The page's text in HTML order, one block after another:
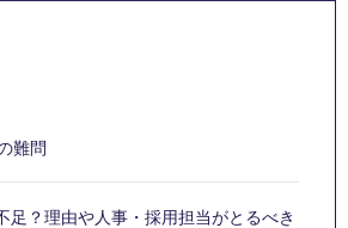
難問
足？理由や人事・採用担当がとるべき